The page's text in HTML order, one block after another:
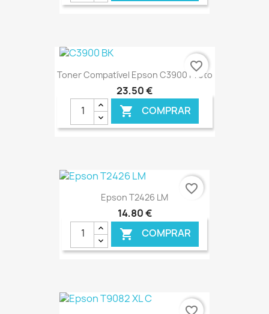
Toner Compatível Epson C3900 Preto
23,50 €
 COMPRAR
€ ONLINE
favorite_border
Epson T2426 LM
14,80 €
 COMPRAR
€ ONLINE
favorite_border